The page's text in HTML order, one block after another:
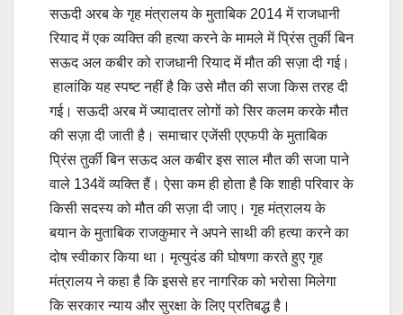
सऊदी अरब के गृह मंत्रालय के मुताबिक 2014 में राजधानी
रियाद में एक व्यक्ति की हत्या करने के मामले में प्रिंस तुर्की बिन
सऊद अल कबीर को राजधानी रियाद में मौत की सज़ा दी गई।
हालांकि यह स्पष्ट नहीं है कि उसे मौत की सजा किस तरह दी
गई। सऊदी अरब में ज्यादातर लोगों को सिर कलम करके मौत
की सज़ा दी जाती है। समाचार एजेंसी एएफपी के मुताबिक
प्रिंस तुर्की बिन सऊद अल कबीर इस साल मौत की सजा पाने
वाले 134वें व्यक्ति हैं। ऐसा कम ही होता है कि शाही परिवार के
किसी सदस्य को मौत की सज़ा दी जाए। गृह मंत्रालय के
बयान के मुताबिक राजकुमार ने अपने साथी की हत्या करने का
दोष स्वीकार किया था। मृत्युदंड की घोषणा करते हुए गृह
मंत्रालय ने कहा है कि इससे हर नागरिक को भरोसा मिलेगा
कि सरकार न्याय और सुरक्षा के लिए प्रतिबद्ध है।